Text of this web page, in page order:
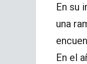
En su
una
En el